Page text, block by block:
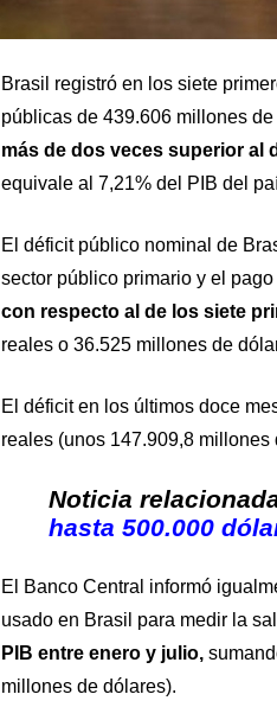
Brasil registró en los siete
públicas de 439.606 millones
más de dos veces superior al
equivale al 7,21% del PIB del
El déficit público nominal de
sector público primario y el
con respecto al de los siete
reales o 36.525 millones de
El déficit en los últimos doce
reales (unos 147.909,8
Noticia
hasta 500.000
El Banco Central informó
usado en Brasil para medir la
PIB entre enero y julio,
millones de dólares).